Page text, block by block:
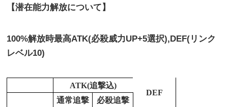
【潜在能力解放について】
100%解放時最高ATK(必殺威力UP+5選択),DEF(リンク
レベル10)
ATK(追撃込)
DEF
通常追撃
必殺追撃